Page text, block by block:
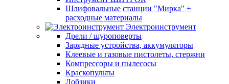
Шлифовальные станции "Мирка" +
расходные материалы
Электроинструмент
Дрели / шуроповерты
Зарядные устройства, аккумуляторы
Клеевые и газовые пистолеты, стержни
Компрессоры и пылесосы
Краскопульты
Лобзики